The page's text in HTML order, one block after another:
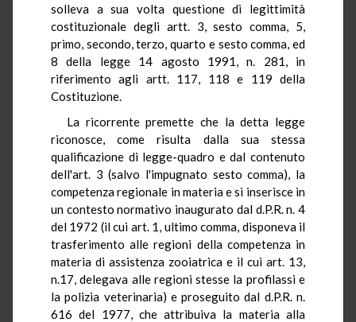
solleva a sua volta questione di legittimità
costituzionale degli artt. 3, sesto comma, 5,
primo, secondo, terzo, quarto e sesto comma, ed
8 della legge 14 agosto 1991, n. 281, in
riferimento agli artt. 117, 118 e 119 della
Costituzione.
La ricorrente premette che la detta legge
riconosce, come risulta dalla sua stessa
qualificazione di legge-quadro e dal contenuto
dell'art. 3 (salvo l'impugnato sesto comma), la
competenza regionale in materia e si inserisce in
un contesto normativo inaugurato dal d.P.R. n. 4
del 1972 (il cui art. 1, ultimo comma, disponeva il
trasferimento alle regioni della competenza in
materia di assistenza zooiatrica e il cui art. 13,
n.17, delegava alle regioni stesse la profilassi e
la polizia veterinaria) e proseguito dal d.P.R. n.
616 del 1977, che attribuiva la materia alla